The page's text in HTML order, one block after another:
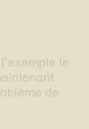
le
de